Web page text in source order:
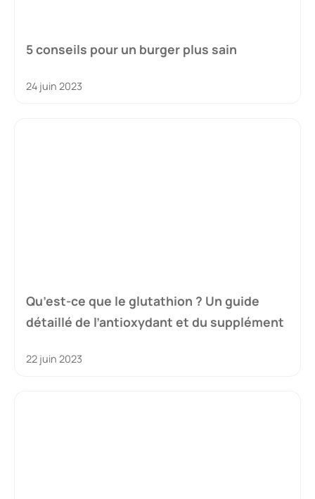
5 conseils pour un burger plus sain
24 juin 2023
Qu’est-ce que le glutathion ? Un guide
détaillé de l’antioxydant et du supplément
22 juin 2023